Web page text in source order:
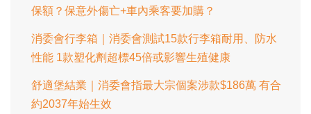
保額？保意外傷亡+車內乘客要加購？
消委會行李箱｜消委會測試15款行李箱耐用、防水
性能 1款塑化劑超標45倍或影響生殖健康
舒適堡結業｜消委會指最大宗個案涉款$186萬 有合
約2037年始生效